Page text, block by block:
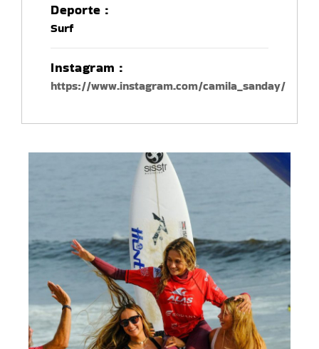
Deporte :
Surf
Instagram :
https://www.instagram.com/camila_sanday/